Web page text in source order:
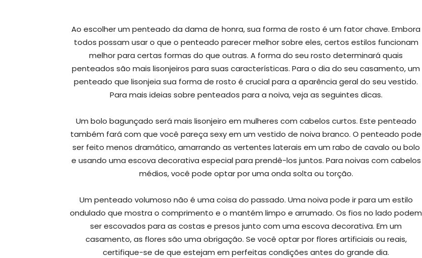
Ao escolher um penteado da dama de honra, sua forma de rosto é um fator chave. Embora
todos possam usar o que o penteado parecer melhor sobre eles, certos estilos funcionam
melhor para certas formas do que outras. A forma do seu rosto determinará quais
penteados são mais lisonjeiros para suas características. Para o dia do seu casamento, um
penteado que lisonjeia sua forma de rosto é crucial para a aparência geral do seu vestido.
Para mais ideias sobre penteados para a noiva, veja as seguintes dicas.
Um bolo bagunçado será mais lisonjeiro em mulheres com cabelos curtos. Este penteado
também fará com que você pareça sexy em um vestido de noiva branco. O penteado pode
ser feito menos dramático, amarrando as vertentes laterais em um rabo de cavalo ou bolo
e usando uma escova decorativa especial para prendê-los juntos. Para noivas com cabelos
médios, você pode optar por uma onda solta ou torção.
Um penteado volumoso não é uma coisa do passado. Uma noiva pode ir para um estilo
ondulado que mostra o comprimento e o mantém limpo e arrumado. Os fios no lado podem
ser escovados para as costas e presos junto com uma escova decorativa. Em um
casamento, as flores são uma obrigação. Se você optar por flores artificiais ou reais,
certifique-se de que estejam em perfeitas condições antes do grande dia.